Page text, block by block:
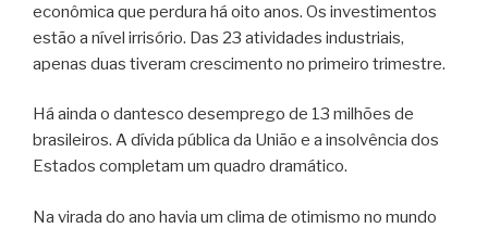
econômica que perdura há oito anos. Os investimentos
estão a nível irrisório. Das 23 atividades industriais,
apenas duas tiveram crescimento no primeiro trimestre.
Há ainda o dantesco desemprego de 13 milhões de
brasileiros. A dívida pública da União e a insolvência dos
Estados completam um quadro dramático.
Na virada do ano havia um clima de otimismo no mundo